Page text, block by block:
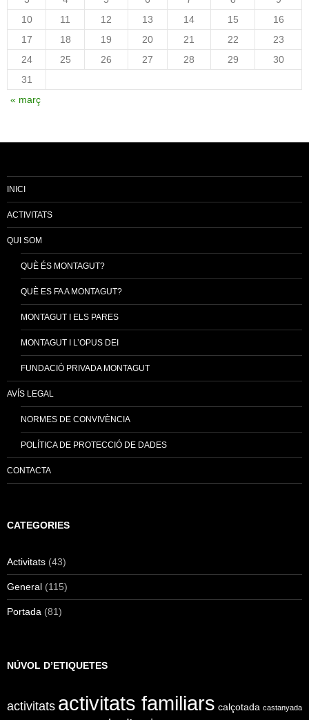
10
11 12 13 14 15
16
17
18 19 20 21 22
23
24
25 26 27 28 29
30
31
« març
INICI
ACTIVITATS
QUI SOM
QUÈ ÉS MONTAGUT?
QUÈ ES FA A MONTAGUT?
MONTAGUT I ELS PARES
MONTAGUT I L’OPUS DEI
FUNDACIÓ PRIVADA MONTAGUT
AVÍS LEGAL
NORMES DE CONVIVÈNCIA
POLÍTICA DE PROTECCIÓ DE DADES
CONTACTA
CATEGORIES
Activitats (43)
General (115)
Portada (81)
NÚVOL D’ETIQUETES
activitats activitats familiars calçotada castanyada